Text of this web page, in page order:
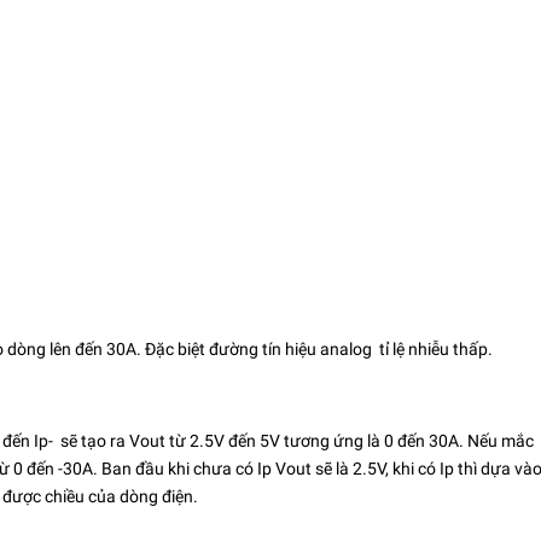
dòng lên đến 30A. Đặc biệt đường tín hiệu analog tỉ lệ nhiễu thấp.
Ip- sẽ tạo ra Vout từ 2.5V đến 5V tương ứng là 0 đến 30A. Nếu mắc
đến -30A. Ban đầu khi chưa có Ip Vout sẽ là 2.5V, khi có Ip thì dựa
chiều của dòng điện.